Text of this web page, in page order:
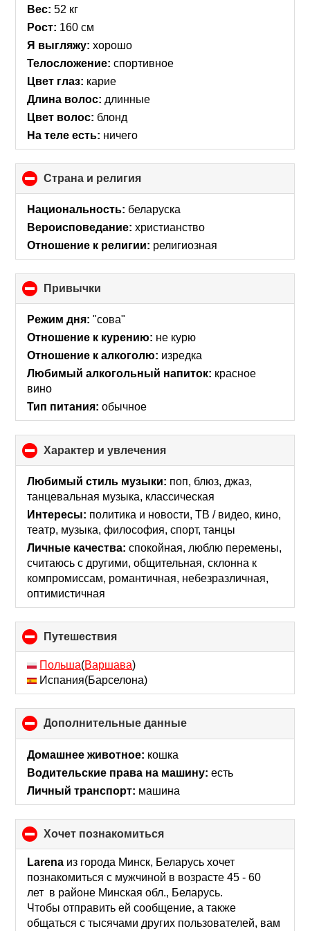
Вес: 52 кг
Рост: 160 см
Я выгляжу: хорошо
Телосложение: спортивное
Цвет глаз: карие
Длина волос: длинные
Цвет волос: блонд
На теле есть: ничего
Страна и религия
to
collapse
Национальность: беларуска
Вероисповедание: христианство
Отношение к религии: религиозная
Привычки
to
collapse
Режим дня: "сова"
Отношение к курению: не курю
Отношение к алкоголю: изредка
Любимый алкогольный напиток: красное
вино
Тип питания: обычное
Характер и увлечения
to
collapse
contents
Любимый стиль музыки: поп, блюз, джаз,
танцевальная музыка, классическая
Интересы: политика и новости, ТВ / видео, кино,
театр, музыка, философия, спорт, танцы
Личные качества: спокойная, люблю перемены,
считаюсь с другими, общительная, склонна к
компромиссам, романтичная, небезразличная,
оптимистичная
Путешествия
to
collapse
contents
Польша(Варшава)
Испания(Барселона)
Дополнительные данные
to
Домашнее животное: кошка
Водительские права на машину: есть
Личный транспорт: машина
хочет познакомиться
to
collapse
contents
Larena из города Минск, Беларусь хочет
познакомиться с мужчиной в возрасте 45 - 60
лет в районе Минская обл., Беларусь.
Чтобы отправить ей сообщение, а также
общаться с тысячами других пользователей, вам